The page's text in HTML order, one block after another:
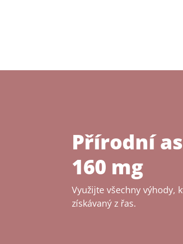
Přírodní
160 mg
Využijte všechny výhody,
získávaný z řas.